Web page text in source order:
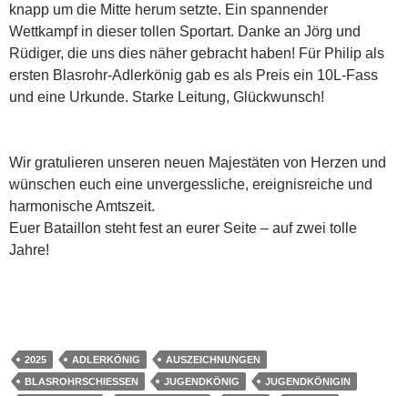
knapp um die Mitte herum setzte. Ein spannender
Wettkampf in dieser tollen Sportart. Danke an Jörg und
Rüdiger, die uns dies näher gebracht haben! Für Philip als
ersten Blasrohr-Adlerkönig gab es als Preis ein 10L-Fass
und eine Urkunde. Starke Leitung, Glückwunsch!
Wir gratulieren unseren neuen Majestäten von Herzen und
wünschen euch eine unvergessliche, ereignisreiche und
harmonische Amtszeit.
Euer Bataillon steht fest an eurer Seite – auf zwei tolle
Jahre!
2025 ADLERKÖNIG
AUSZEICHNUNGEN
BLASROHRSCHIESSEN
JUGENDKÖNIG
JUGENDKÖNIGIN